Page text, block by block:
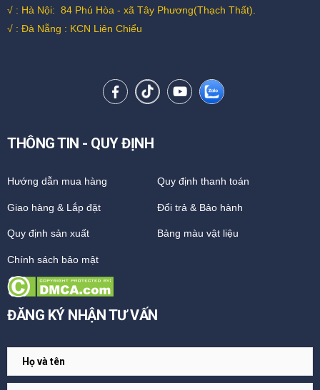
√ : Hà Nội: 84 Phú Hòa - xã Tây Phương(Thạch Thất).
√ : Đà Nẵng : KCN Liên Chiểu
THÔNG TIN - QUY ĐỊNH
Hướng dẫn mua hàng Quy định thanh toán
Giao hàng & Lắp đặt Đổi trả & Bảo hành
Quy định sản xuất Bảng màu vật liệu
Chính sách bảo mật
ĐĂNG KÝ NHẬN TƯ VẤN